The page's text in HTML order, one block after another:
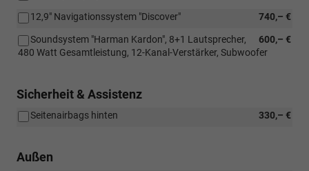
740,– €
12,9" Navigationssystem "Discover"
600,– €
Soundsystem "Harman Kardon", 8+1 Lautsprecher,
480 Watt Gesamtleistung, 12-Kanal-Verstärker, Subwoofer
Sicherheit & Assistenz
330,– €
Seitenairbags hinten
Außen